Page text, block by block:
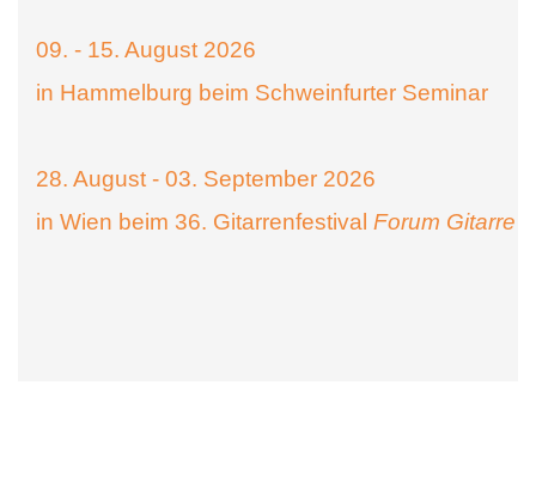
09. - 15. August 2026
in Hammelburg beim Schweinfurter Seminar
28. August - 03. September 2026
in Wien beim 36. Gitarrenfestival Forum Gitarre